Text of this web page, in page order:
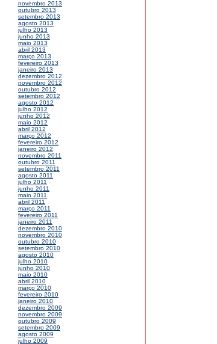
novembro 2013
outubro 2013
setembro 2013
agosto 2013
julho 2013
junho 2013
maio 2013
abril 2013
março 2013
fevereiro 2013
janeiro 2013
dezembro 2012
novembro 2012
outubro 2012
setembro 2012
agosto 2012
julho 2012
junho 2012
maio 2012
abril 2012
março 2012
fevereiro 2012
janeiro 2012
novembro 2011
outubro 2011
setembro 2011
agosto 2011
julho 2011
junho 2011
maio 2011
abril 2011
março 2011
fevereiro 2011
janeiro 2011
dezembro 2010
novembro 2010
outubro 2010
setembro 2010
agosto 2010
julho 2010
junho 2010
maio 2010
abril 2010
março 2010
fevereiro 2010
janeiro 2010
dezembro 2009
novembro 2009
outubro 2009
setembro 2009
agosto 2009
julho 2009